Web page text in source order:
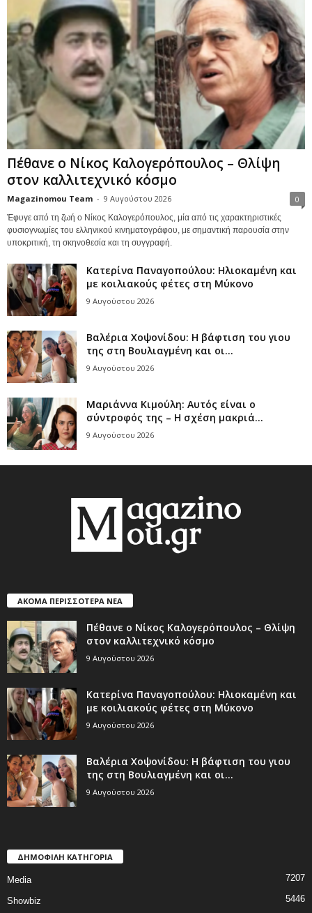
Πέθανε ο Νίκος Καλογερόπουλος – Θλίψη
στον καλλιτεχνικό κόσμο
Magazinomou Team - 9 Αυγούστου 2026 0
Έφυγε από τη ζωή ο Νίκος Καλογερόπουλος, μία από τις χαρακτηριστικές
φυσιογνωμίες του ελληνικού κινηματογράφου, με σημαντική παρουσία στην
υποκριτική, τη σκηνοθεσία και τη συγγραφή.
Κατερίνα Παναγοπούλου: Ηλιοκαμένη και
με κοιλιακούς φέτες στη Μύκονο
9 Αυγούστου 2026
Βαλέρια Χοψονίδου: Η βάφτιση του γιου
της στη Βουλιαγμένη και οι...
9 Αυγούστου 2026
Μαριάννα Κιμούλη: Αυτός είναι ο
σύντροφός της – Η σχέση μακριά...
9 Αυγούστου 2026
ΑΚΟΜΑ ΠΕΡΙΣΣΟΤΕΡΑ ΝΕΑ
Πέθανε ο Νίκος Καλογερόπουλος – Θλίψη
στον καλλιτεχνικό κόσμο
9 Αυγούστου 2026
Κατερίνα Παναγοπούλου: Ηλιοκαμένη και
με κοιλιακούς φέτες στη Μύκονο
9 Αυγούστου 2026
Βαλέρια Χοψονίδου: Η βάφτιση του γιου
της στη Βουλιαγμένη και οι...
9 Αυγούστου 2026
ΔΗΜΟΦΙΛΗ ΚΑΤΗΓΟΡΙΑ
Media 7207
Showbiz 5446